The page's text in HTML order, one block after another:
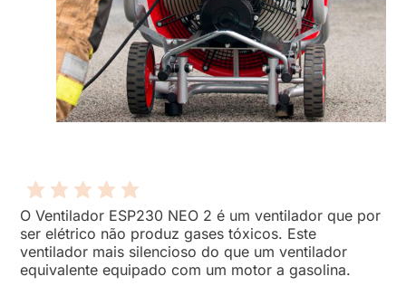
O Ventilador ESP230 NEO 2 é um ventilador que por
ser elétrico não produz gases tóxicos. Este
ventilador mais silencioso do que um ventilador
equivalente equipado com um motor a gasolina.